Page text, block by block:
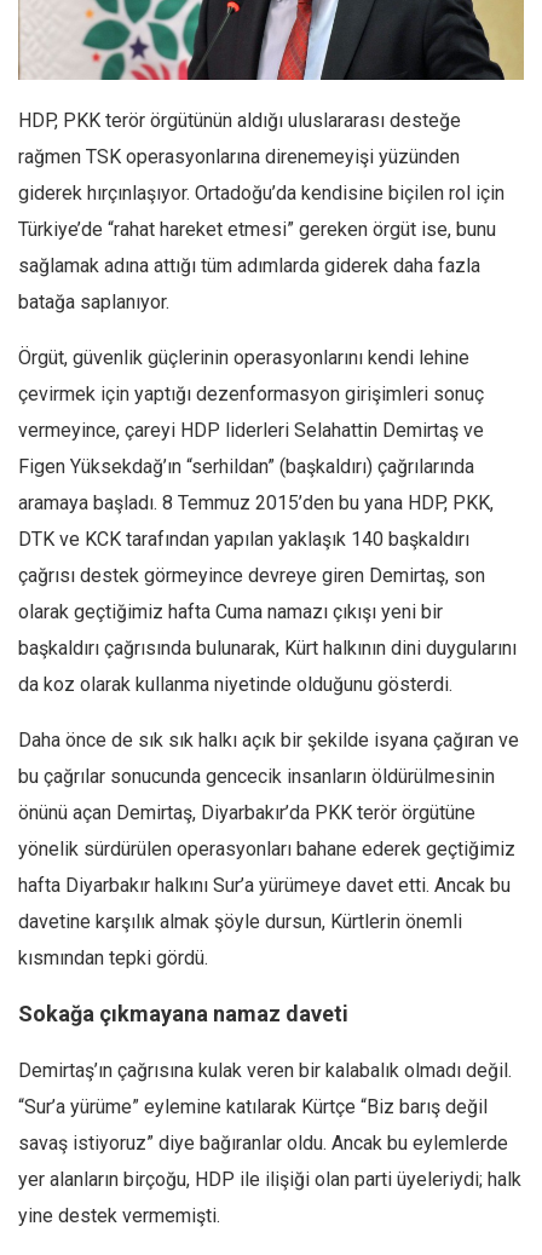
Facebook
Instagram
Editörden
Kemal Özer
Mahmut Toptaş
Yvonne Ridley
Ömer Kayani
Yusuf Armağan
Hasanali Yıldırım
Leyla Şerif Emin
Selçuk Türkyılmaz
Mehmet Ali Tekin
Abir E. Nahas
Amina S. Jenenkovic
Esra Elönü
» Yazar arşivi
Bu Sayı
Kategoriler
Kültür Sanat
7 soruda bu hafta
Ekonomi
Spor
HDP, PKK terör örgütünün aldığı uluslararası desteğe
rağmen TSK operasyonlarına direnemeyişi yüzünden
giderek hırçınlaşıyor. Ortadoğu’da kendisine biçilen rol için
Türkiye’de “rahat hareket etmesi” gereken örgüt ise, bunu
sağlamak adına attığı tüm adımlarda giderek daha fazla
batağa saplanıyor.
Örgüt, güvenlik güçlerinin operasyonlarını kendi lehine
çevirmek için yaptığı dezenformasyon girişimleri sonuç
vermeyince, çareyi HDP liderleri Selahattin Demirtaş ve
Figen Yüksekdağ’ın “serhildan” (başkaldırı) çağrılarında
aramaya başladı. 8 Temmuz 2015’den bu yana HDP, PKK,
DTK ve KCK tarafından yapılan yaklaşık 140 başkaldırı
çağrısı destek görmeyince devreye giren Demirtaş, son
olarak geçtiğimiz hafta Cuma namazı çıkışı yeni bir
başkaldırı çağrısında bulunarak, Kürt halkının dini duygularını
da koz olarak kullanma niyetinde olduğunu gösterdi.
Daha önce de sık sık halkı açık bir şekilde isyana çağıran ve
bu çağrılar sonucunda gencecik insanların öldürülmesinin
önünü açan Demirtaş, Diyarbakır’da PKK terör örgütüne
yönelik sürdürülen operasyonları bahane ederek geçtiğimiz
hafta Diyarbakır halkını Sur’a yürümeye davet etti. Ancak bu
davetine karşılık almak şöyle dursun, Kürtlerin önemli
kısmından tepki gördü.
Sokağa çıkmayana namaz daveti
Demirtaş’ın çağrısına kulak veren bir kalabalık olmadı değil.
“Sur’a yürüme” eylemine katılarak Kürtçe “Biz barış değil
savaş istiyoruz” diye bağıranlar oldu. Ancak bu eylemlerde
yer alanların birçoğu, HDP ile ilişiği olan parti üyeleriydi; halk
yine destek vermemişti.